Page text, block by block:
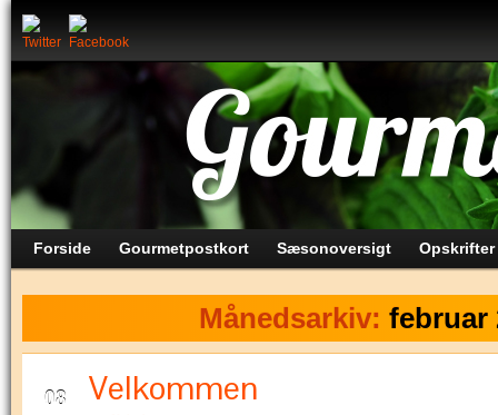
Forside Gourmetpostkort Sæsonoversigt Opskrifter
Månedsarkiv: februar
08 Velkommen